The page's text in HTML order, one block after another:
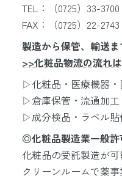
TEL：（0725）33-3700
FAX：（0725）22-2743
製造から保管、輸送
>>化粧品物流の流れ
▷化粧品・医療機器
▷倉庫保管・流通加
▷成分検品・ラベル貼
◎化粧品製造業一般許
化粧品の受託製造が
クリーンルームで薬